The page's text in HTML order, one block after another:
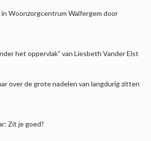
Woonzorgcentrum Walfergem door
het oppervlak” van Liesbeth Vander Elst
over de grote nadelen van langdurig zitten
Zit je goed?